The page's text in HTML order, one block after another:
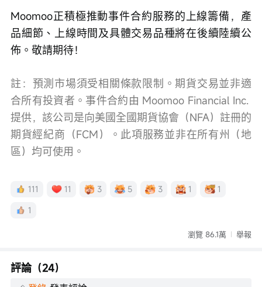
Moomoo正積極推動事件合約服務的上線籌備，產
品細節、上線時間及具體交易品種將在後續陸續公
佈。敬請期待！
註：預測市場須受相關條款限制。期貨交易並非適
合所有投資者。事件合約由 Moomoo Financial Inc.
提供，該公司是向美國全國期貨協會（NFA）註冊的
期貨經紀商（FCM）。此項服務並非在所有州（地
區）均可使用。
111 11 3 5 3 1
1
1
瀏覽 86.1萬 舉報
評論（24）